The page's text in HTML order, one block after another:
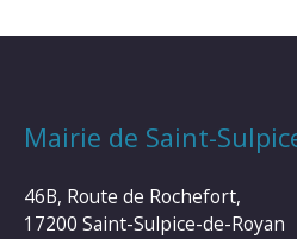
Mairie de Saint-
46B, Route de Rochefort,
17200 Saint-Sulpice-de-Royan